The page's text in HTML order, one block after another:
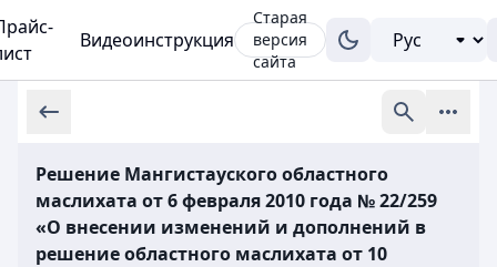
Видеоинструкция
Старая
версия
сайта
Решение Мангистауского областного
маслихата от 6 февраля 2010 года № 22/259
«О внесении изменений и дополнений в
решение областного маслихата от 10